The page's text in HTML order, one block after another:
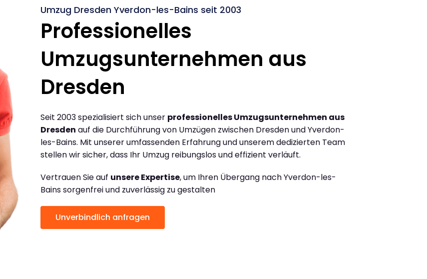
Umzug Dresden Yverdon-les-Bains seit 2003
Professionelles
Umzugsunternehmen aus
Dresden
Seit 2003 spezialisiert sich unser professionelles Umzugsunternehmen aus
Dresden auf die Durchführung von Umzügen zwischen Dresden und Yverdon-
les-Bains. Mit unserer umfassenden Erfahrung und unserem dedizierten Team
stellen wir sicher, dass Ihr Umzug reibungslos und effizient verläuft.
Vertrauen Sie auf unsere Expertise, um Ihren Übergang nach Yverdon-les-
Bains sorgenfrei und zuverlässig zu gestalten
Unverbindlich anfragen